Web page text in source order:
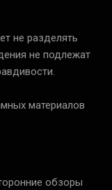
не разделять
не подлежат
материалов
обзоры